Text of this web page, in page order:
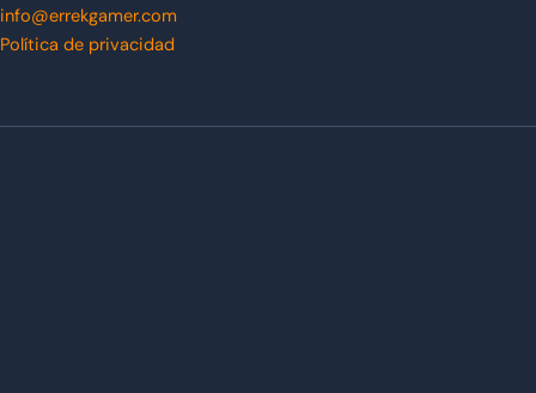
info@errekgamer.com
Política de privacidad